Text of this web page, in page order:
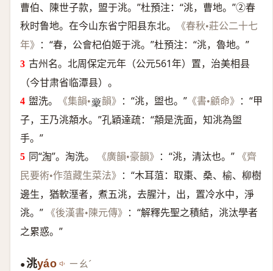
曹伯、陳世子款，盟于洮。”杜預注：“洮，曹地。”②春
秋时鲁地。在今山东省宁阳县东北。
《春秋•莊公二十七
年》
：“春，公會杞伯姬于洮。”杜預注：“洮，魯地。”
古州名。北周保定元年（公元561年）置，治美相县
（今甘肃省临潭县）。
盥洗。
《集韻•𩫕 韻》 ：“洮，盥也。”《書•顧命》
：“甲
子，王乃洮頮水。”孔穎達疏：“頮是洗面，知洮為盥
手。”
同“淘”。淘洗。 《廣韻•豪韻》 ：“洮，清汰也。”
《齊
民要術•作菹藏生菜法》
：“木耳菹：取棗、桑、榆、柳樹
邊生，猶軟溼者，煮五洮，去腥汁，出，置冷水中，淨
洮。”
《後漢書•陳元傳》
：“解釋先聖之積結，洮汰學者
之累惑。”
●洮yáo ㄧㄠˊ